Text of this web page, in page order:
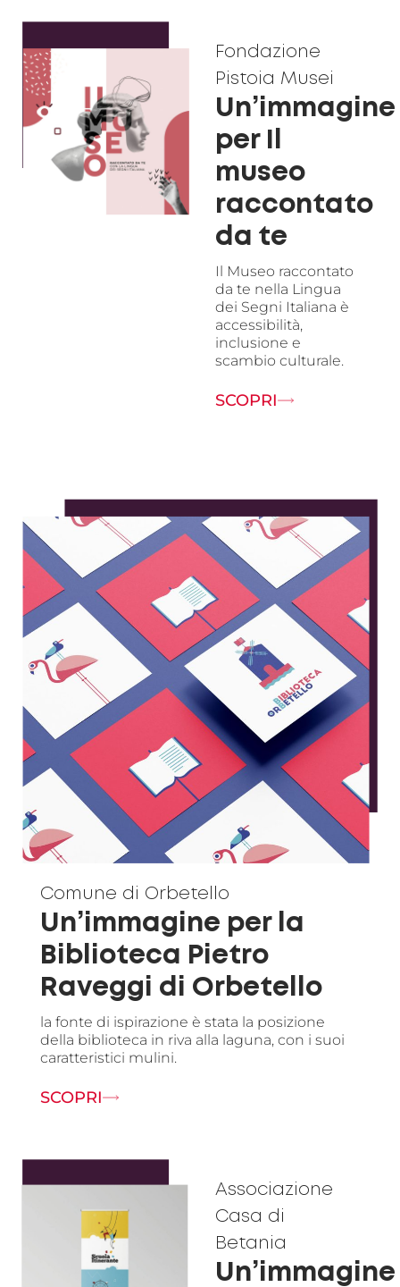
Fondazione
Pistoia Musei
Un’immagine
per Il
museo
raccontato
da te
Il Museo raccontato
da te nella Lingua
dei Segni Italiana è
accessibilità,
inclusione e
scambio culturale.
SCOPRI
Comune di Orbetello
Un’immagine per la
Biblioteca Pietro
Raveggi di Orbetello
la fonte di ispirazione è stata la posizione
della biblioteca in riva alla laguna, con i suoi
caratteristici mulini.
SCOPRI
Associazione
Casa di
Betania
Un’immagine